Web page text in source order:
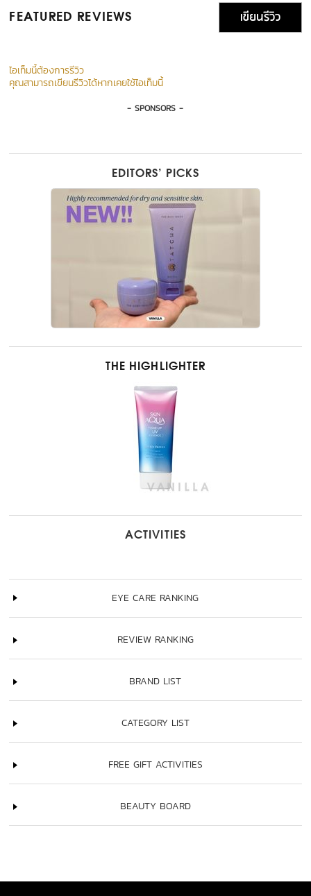
FEATURED REVIEWS เขียนรีวิว
ไอเท็มนี้ต้องการรีวิว
คุณสามารถเขียนรีวิวได้หากเคยใช้ไอเท็มนี้
- SPONSORS -
EDITORS’ PICKS
THE HIGHLIGHTER
ACTIVITIES
EYE CARE RANKING
REVIEW RANKING
BRAND LIST
CATEGORY LIST
FREE GIFT ACTIVITIES
BEAUTY BOARD